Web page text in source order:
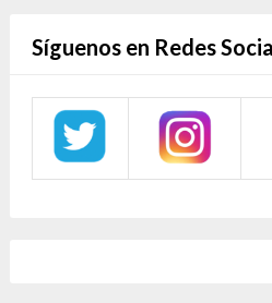
Síguenos en Redes